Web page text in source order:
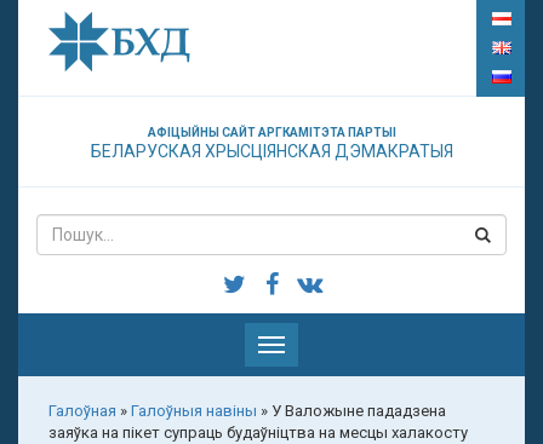
АФІЦЫЙНЫ САЙТ АРГКАМІТЭТА ПАРТЫІ
БЕЛАРУСКАЯ ХРЫСЦІЯНСКАЯ ДЭМАКРАТЫЯ
Паказаць
меню
Галоўная » Галоўныя навіны » У Валожыне пададзена
заяўка на пікет супраць будаўніцтва на месцы халакосту